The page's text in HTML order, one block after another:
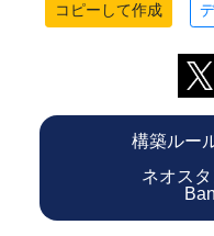
コピーして作成
構築ルー
ネオス